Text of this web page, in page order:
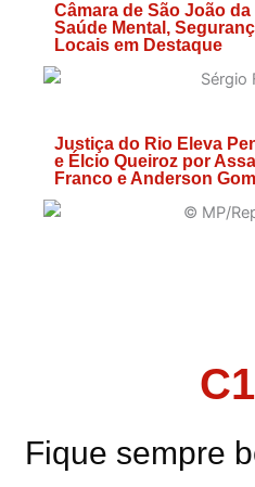
Câmara de São João
Saúde Mental,
Locais em Destaque
Justiça do Rio Eleva
e Élcio Queiroz por
Franco e Anderson
Fique sempre